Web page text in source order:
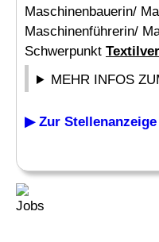
Maschinenbauerin/
Maschinenführerin/
Schwerpunkt
MEHR INFOS
▶ Zur Stellenanzeige